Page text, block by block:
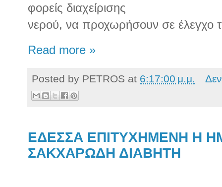
φορείς διαχείρισης
νερού, να προχωρήσουν σε έλεγχο
Read more »
Posted by PETROS at 6:17:00 μ.μ.
ΕΔΕΣΣΑ ΕΠΙΤΥΧΗΜΕΝΗ Η
ΣΑΚΧΑΡΩΔΗ ΔΙΑΒΗΤΗ